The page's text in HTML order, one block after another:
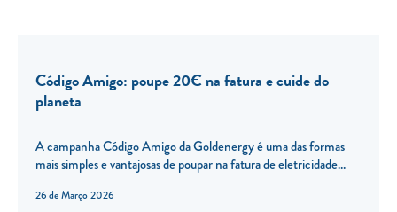
26 de Março 2026
Código Amigo: poupe 20€ na fatura e cuide do
planeta
A campanha Código Amigo da Goldenergy é uma das formas
mais simples e vantajosas de poupar na fatura de eletricidade...